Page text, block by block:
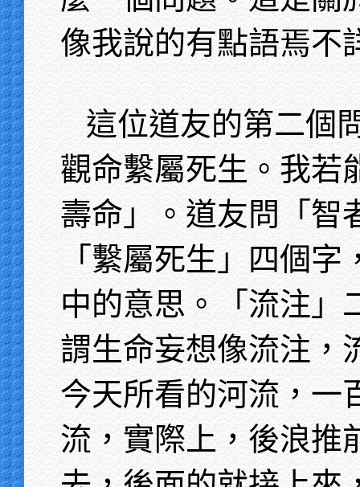
像我說的有點語焉不
這位道友的第二個
觀命繫屬死生。我若
壽命」。道友問「智
「繫屬死生」四個
中的意思。「流注」
謂生命妄想像流注，
今天所看的河流，一
流，實際上，後浪推